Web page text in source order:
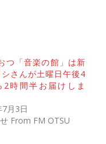
つ「音楽の館」は新
さんが土曜日午後4
2時間半お届けしま
月3日
From FM OTSU